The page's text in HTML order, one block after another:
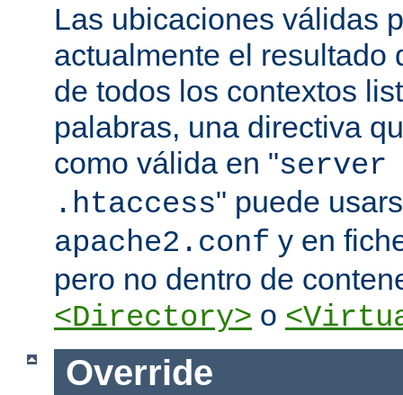
Las ubicaciones válidas
actualmente el resultado
de todos los contextos
palabras, una directiva
como válida en "
.htaccess" puede
apache2.conf y en
pero no dentro de
<Directory> o
Override